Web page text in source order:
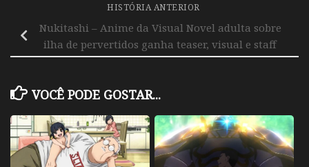
HISTÓRIA ANTERIOR
Nukitashi – Anime da Visual Novel adulta sobre
ilha de pervertidos ganha teaser, visual e staff
VOCÊ PODE GOSTAR...